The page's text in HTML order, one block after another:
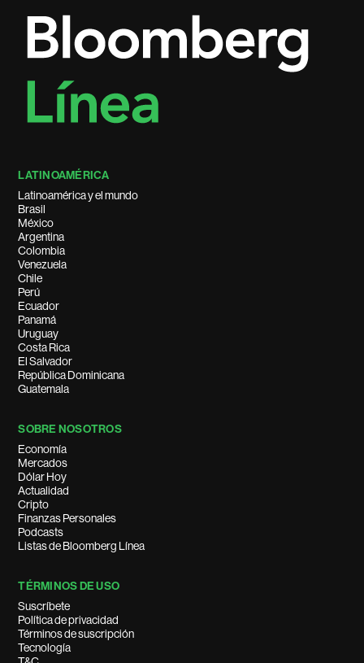
LATINOAMÉRICA
Latinoamérica y el mundo
Brasil
México
Argentina
Colombia
Venezuela
Chile
Perú
Ecuador
Panamá
Uruguay
Costa Rica
El Salvador
República Dominicana
Guatemala
SOBRE NOSOTROS
Economía
Mercados
Dólar Hoy
Actualidad
Cripto
Finanzas Personales
Podcasts
Listas de Bloomberg Línea
TÉRMINOS DE USO
Suscríbete
Política de privacidad
Términos de suscripción
Tecnología